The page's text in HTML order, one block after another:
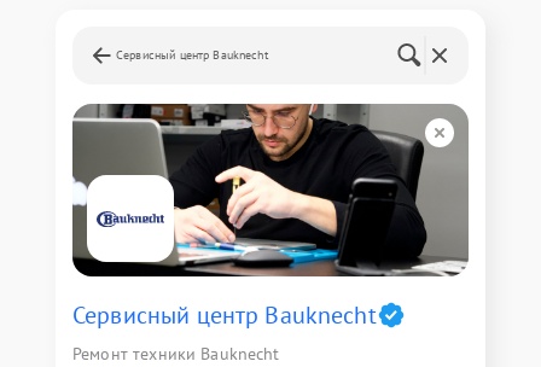
Сервисный центр Bauknecht
Сервисный центр Bauknecht
Ремонт техники Bauknecht